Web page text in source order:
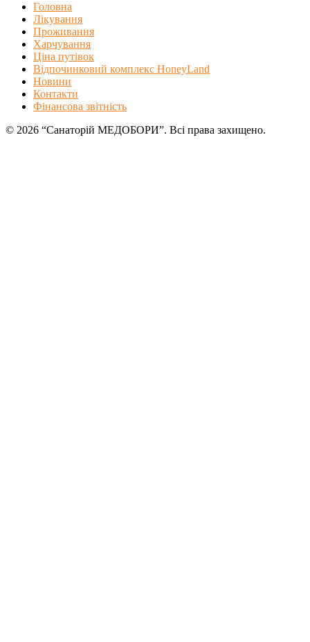
Головна
Лікування
Проживання
Харчування
Ціна путівок
Відпочинковий комплекс HoneyLand
Новини
Контакти
Фінансова звітність
© 2026 “Санаторій МЕДОБОРИ”. Всі права захищено.